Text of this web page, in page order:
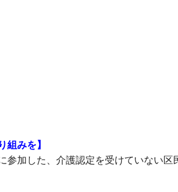
みを】
参加した、介護認定を受けていない区